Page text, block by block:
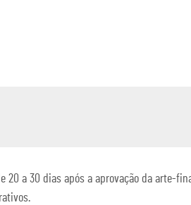
20 a 30 dias após a aprovação da arte-